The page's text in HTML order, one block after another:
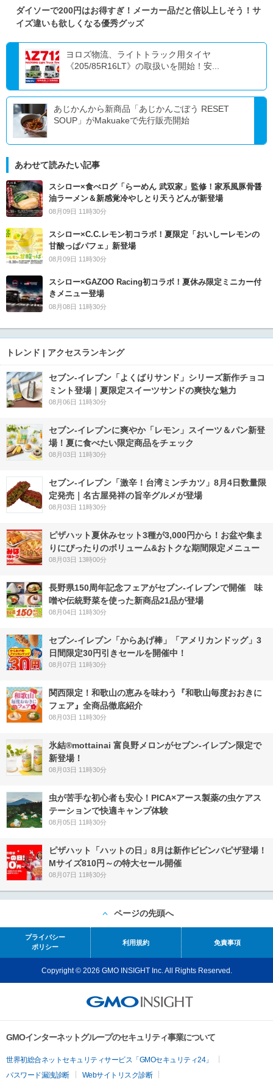
ダイソーで200円はお得すぎ！メーカー品だと倍以上しそう！サ
イズ違いも欲しくなる優秀グッズ
ヨロズ物流、ライトトラック用タイヤ
《205/85R16LT》の取扱いを開始！安...
あじかんから新商品「あじかんごぼう RESET
SOUP」がMakuakeで先行販売開始
あわせて読みたい記事
スシロー×食べログ「らーめん 武双家」監修！家系風豚骨醤
油ラーメン＆新感覚冷やしとり天うどんが新登場
08月09日 11時30分
スシロー×C.C.レモン初コラボ！夏限定「おいしーレモンの
甘酸っぱパフェ」新登場
08月09日 11時30分
スシロー×GAZOO Racing初コラボ！夏休み限定ミニカー付
きメニュー登場
08月08日 11時30分
トレンド | アクセスランキング
セブン‐イレブン「よくばりサンド」シリーズ新作チョコ
ミント登場｜夏限定スイーツサンドの爽快な魅力
08月06日 11時30分
セブン‐イレブンに爽やか「レモン」スイーツ＆パン新登
場！夏に食べたい限定商品をチェック
08月03日 11時30分
セブン-イレブン「激辛！台湾ミンチカツ」8月4日数量限
定発売｜名古屋発祥の旨辛グルメが登場
08月03日 11時30分
ピザハット夏休みセット3種が3,000円から！お盆や集ま
りにぴったりのボリューム&おトクな期間限定メニュー
08月03日 13時00分
長野県150周年記念フェアがセブン-イレブンで開催 味
噌や伝統野菜を使った新商品21品が登場
08月04日 11時30分
セブン‐イレブン「からあげ棒」「アメリカンドッグ」3
日間限定30円引きセールを開催中！
08月07日 11時30分
関西限定！和歌山の恵みを味わう『和歌山毎度おおきに
フェア』全商品徹底紹介
08月03日 11時30分
氷結®mottainai 富良野メロンがセブン‐イレブン限定で
新登場！
08月03日 11時30分
虫が苦手な初心者も安心！PICA×アース製薬の虫ケアス
テーションで快適キャンプ体験
08月05日 11時30分
ピザハット「ハットの日」8月は新作ビビンバピザ登場！
Mサイズ810円～の特大セール開催
08月07日 11時30分
ページの先頭へ
プライバシー
ポリシー
利用規約 免責事項
Copyright © 2026 GMO INSIGHT Inc. All Rights Reserved.
GMOインターネットグループのセキュリティ事業について
世界初総合ネットセキュリティサービス「GMOセキュリティ24」
パスワード漏洩診断
Webサイトリスク診断